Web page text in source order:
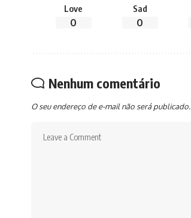
Love
0
Sad
0
Nenhum comentário
O seu endereço de e-mail não será publicado.